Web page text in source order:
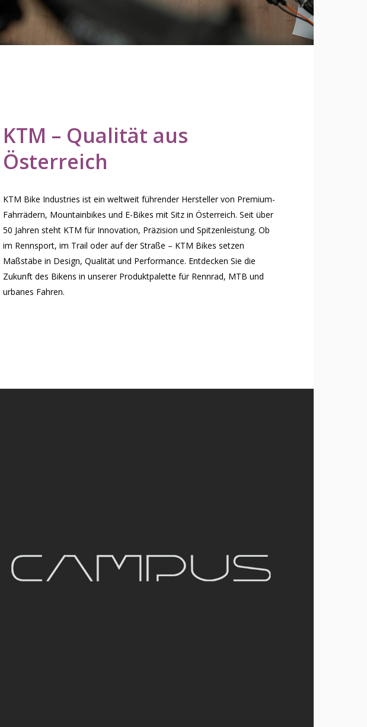
KTM – Qualität aus
Österreich
KTM Bike Industries ist ein weltweit führender Hersteller von Premium-
Fahrrädern, Mountainbikes und E-Bikes mit Sitz in Österreich. Seit über
50 Jahren steht KTM für Innovation, Präzision und Spitzenleistung. Ob
im Rennsport, im Trail oder auf der Straße – KTM Bikes setzen
Maßstäbe in Design, Qualität und Performance. Entdecken Sie die
Zukunft des Bikens in unserer Produktpalette für Rennrad, MTB und
urbanes Fahren.